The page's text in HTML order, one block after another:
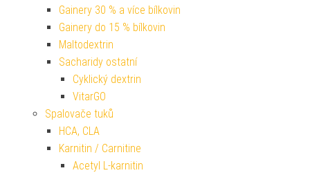
Gainery 30 % a více bílkovin
Gainery do 15 % bílkovin
Maltodextrin
Sacharidy ostatní
Cyklický dextrin
VitarGO
Spalovače tuků
HCA, CLA
Karnitin / Carnitine
Acetyl L-karnitin